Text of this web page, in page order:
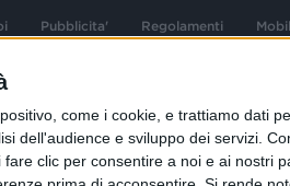
come i cookie, e trattiamo dati
dell'audience e sviluppo dei servizi.
clic per consentire a noi e ai
Pubblicita' Regolamenti
e dei diritti
iscrizione
Sede
02 25444220
Sede Legale: